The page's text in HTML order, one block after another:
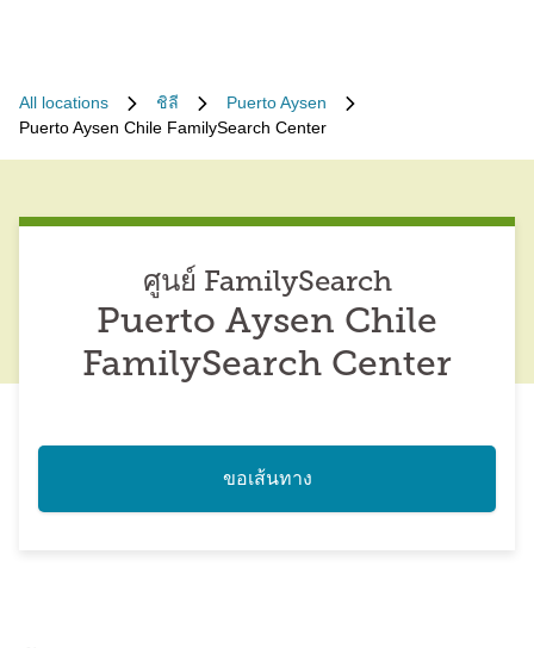
All locations ชิลี
Puerto Aysen
Puerto Aysen Chile FamilySearch Center
ศูนย์ FamilySearch
Puerto Aysen Chile
FamilySearch Center
ขอเส้นทาง